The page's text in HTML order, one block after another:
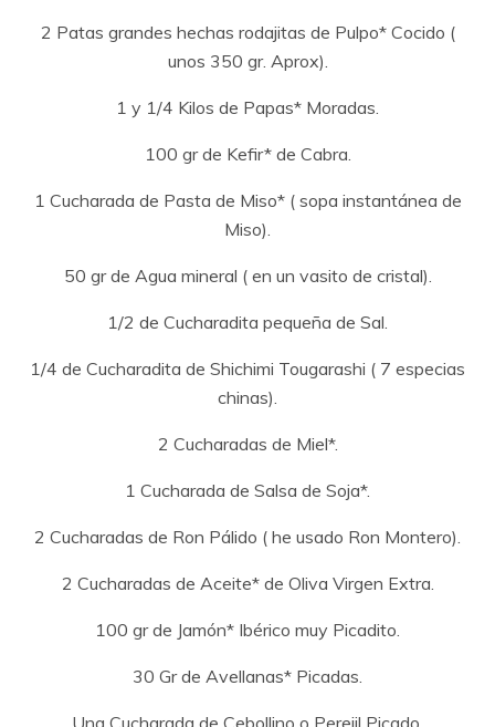
2 Patas grandes hechas rodajitas de Pulpo* Cocido (
unos 350 gr. Aprox).
1 y 1/4 Kilos de Papas* Moradas.
100 gr de Kefir* de Cabra.
1 Cucharada de Pasta de Miso* ( sopa instantánea de
Miso).
50 gr de Agua mineral ( en un vasito de cristal).
1/2 de Cucharadita pequeña de Sal.
1/4 de Cucharadita de Shichimi Tougarashi ( 7 especias
chinas).
2 Cucharadas de Miel*.
1 Cucharada de Salsa de Soja*.
2 Cucharadas de Ron Pálido ( he usado Ron Montero).
2 Cucharadas de Aceite* de Oliva Virgen Extra.
100 gr de Jamón* Ibérico muy Picadito.
30 Gr de Avellanas* Picadas.
Una Cucharada de Cebollino o Perejil Picado.